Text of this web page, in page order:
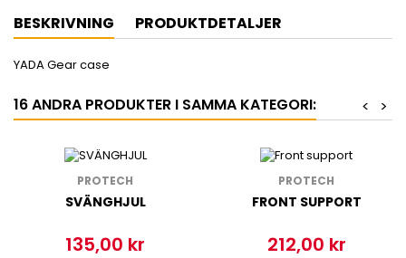
BESKRIVNING PRODUKTDETALJER
YADA Gear case
16 ANDRA PRODUKTER I SAMMA KATEGORI: >
<
PROTECH
SVÄNGHJUL
Pris
135,00 kr
PROTECH
FRONT SUPPORT
Pris
212,00 kr